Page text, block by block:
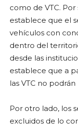
como de VTC.
establece que el
vehículos con
dentro del
desde las
establece que a
las VTC no
Por otro lado, los
excluidos de lo